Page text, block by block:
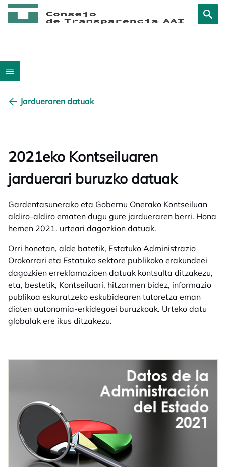
Jardueraren datuak
2021eko Kontseiluaren
jarduerari buruzko datuak
Gardentasunerako eta Gobernu Onerako Kontseiluan
aldiro-aldiro ematen dugu gure jardueraren berri. Hona
hemen 2021. urteari dagozkion datuak.
Orri honetan, alde batetik, Estatuko Administrazio
Orokorrari eta Estatuko sektore publikoko erakundeei
dagozkien erreklamazioen datuak kontsulta ditzakezu,
eta, bestetik, Kontseiluari, hitzarmen bidez, informazio
publikoa eskuratzeko eskubidearen tutoretza eman
dioten autonomia-erkidegoei buruzkoak. Urteko datu
globalak ere ikus ditzakezu.